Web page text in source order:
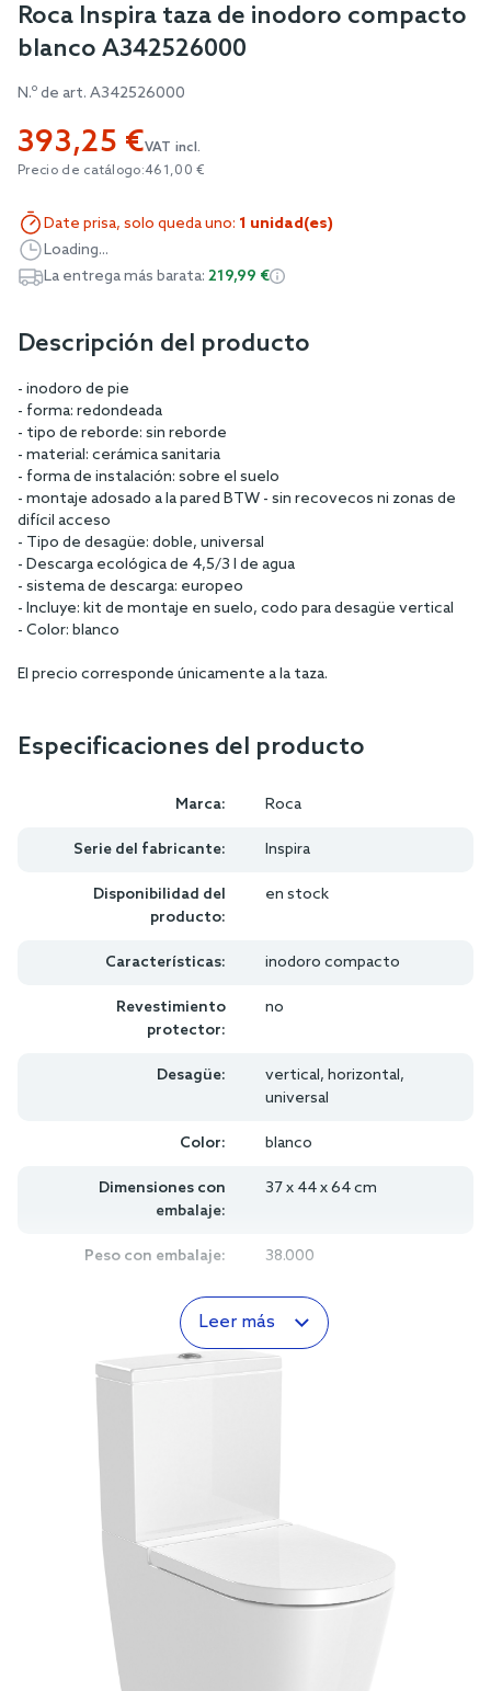
Skip
to
beginning
the
images
Roca Inspira taza de inodoro compacto
blanco A342526000
N.º de art. A342526000
393,25 €VAT incl.
Precio de catálogo:461,00 €
Date prisa, solo queda uno: 1 unidad(es)
Loading...
La entrega más barata: 219,99 €
Descripción del producto
- inodoro de pie
- forma: redondeada
- tipo de reborde: sin reborde
- material: cerámica sanitaria
- forma de instalación: sobre el suelo
- montaje adosado a la pared BTW - sin recovecos ni zonas de
difícil acceso
- Tipo de desagüe: doble, universal
- Descarga ecológica de 4,5/3 l de agua
- sistema de descarga: europeo
- Incluye: kit de montaje en suelo, codo para desagüe vertical
- Color: blanco
El precio corresponde únicamente a la taza.
Especificaciones del producto
Marca: Roca
Serie del fabricante: Inspira
Disponibilidad del
producto:
en stock
Características: inodoro compacto
Revestimiento
protector:
no
Desagüe:
vertical, horizontal,
universal
Color: blanco
Dimensiones con
embalaje:
37 x 44 x 64 cm
Peso con embalaje: 38.000
Leer más